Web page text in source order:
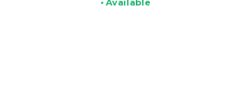
• Available